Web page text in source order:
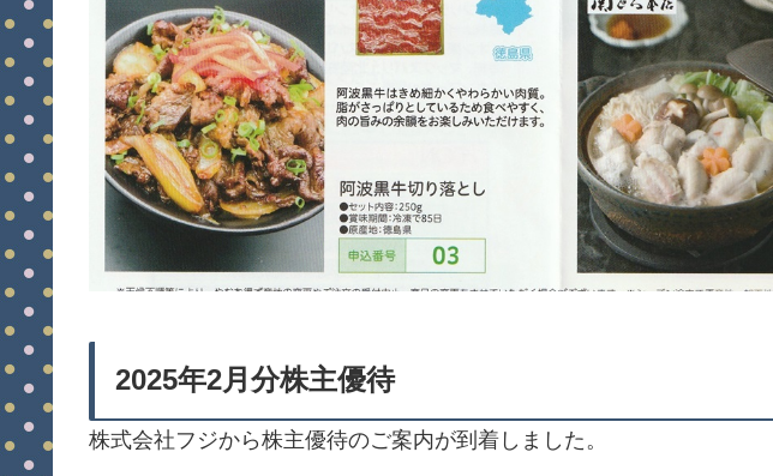
2025年2月分株主優待
株式会社フジから株主優待のご案内が到着しました。